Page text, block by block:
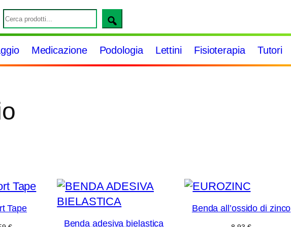
S
e
a
r
Medicazione Podologia Lettini Fisioterapia Tutori
Tape
Benda adesiva bielastica
Benda all’ossido di zinco